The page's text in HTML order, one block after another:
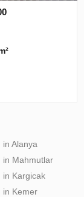
Alanya
in Mahmutlar
in Kargicak
in Kemer